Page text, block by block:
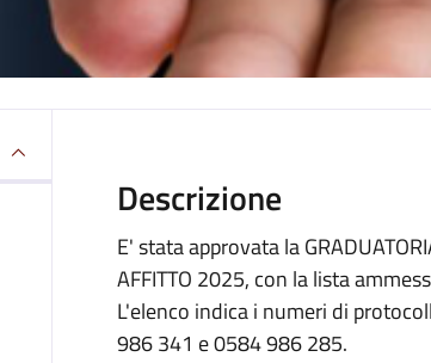
Descrizione
E' stata approvata la
AFFITTO 2025, con la lista
L'elenco indica i numeri di
986 341 e 0584 986 285.